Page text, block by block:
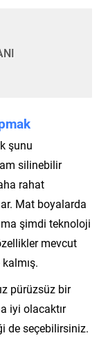
şunu
silinebilir
rahat
Mat boyalarda
şimdi teknoloji
mevcut
pürüzsüz bir
iyi olacaktır
de seçebilirsiniz.